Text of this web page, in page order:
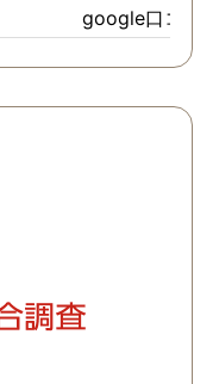
ていただき、その後契約
せていただきお世話にな
ました。 契約の際もじ
くださり、無理に勧誘し
た。 契約後もこちらの
を遥かに上回るスピーデ
google口コミ